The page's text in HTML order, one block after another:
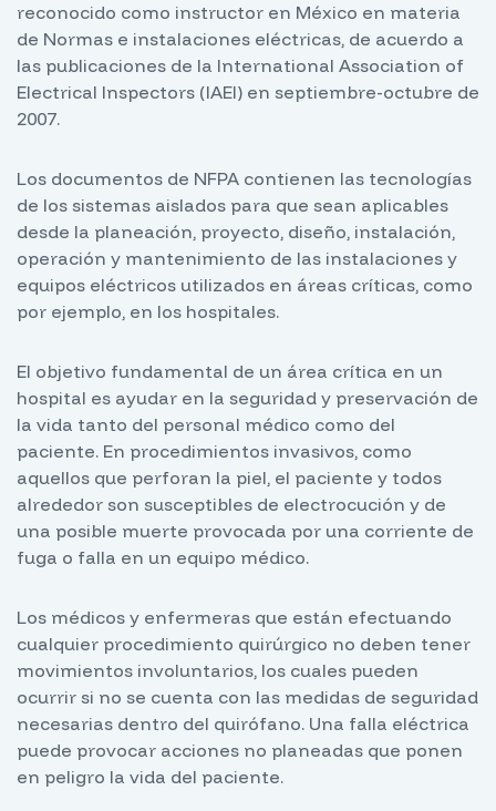
reconocido como instructor en México en materia
de Normas e instalaciones eléctricas, de acuerdo a
las publicaciones de la International Association of
Electrical Inspectors (IAEI) en septiembre-octubre de
2007.
Los documentos de NFPA contienen las tecnologías
de los sistemas aislados para que sean aplicables
desde la planeación, proyecto, diseño, instalación,
operación y mantenimiento de las instalaciones y
equipos eléctricos utilizados en áreas críticas, como
por ejemplo, en los hospitales.
El objetivo fundamental de un área crítica en un
hospital es ayudar en la seguridad y preservación de
la vida tanto del personal médico como del
paciente. En procedimientos invasivos, como
aquellos que perforan la piel, el paciente y todos
alrededor son susceptibles de electrocución y de
una posible muerte provocada por una corriente de
fuga o falla en un equipo médico.
Los médicos y enfermeras que están efectuando
cualquier procedimiento quirúrgico no deben tener
movimientos involuntarios, los cuales pueden
ocurrir si no se cuenta con las medidas de seguridad
necesarias dentro del quirófano. Una falla eléctrica
puede provocar acciones no planeadas que ponen
en peligro la vida del paciente.